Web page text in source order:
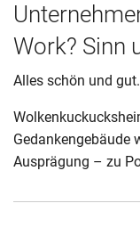
Work? Sinn
Alles schön und gut.
Gedankengebäude
Ausprägung – zu